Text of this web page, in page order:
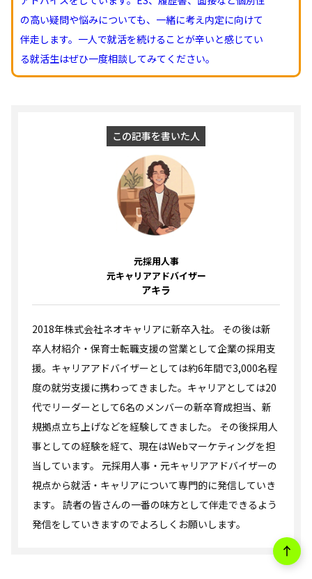
の高い疑問や悩みについても、一緒に考え内定に向けて
伴走します。一人で就活を続けることが辛いと感じてい
る就活生はぜひ一度相談してみてください。
この記事を書いた人
元採用人事
元キャリアアドバイザー
アキラ
2018年株式会社ネオキャリアに新卒入社。 その後は新
卒人材紹介・保育士転職支援の営業として企業の採用支
援。キャリアアドバイザーとしては約6年間で3,000名程
度の就労支援に携わってきました。キャリアとしては20
代でリーダーとして6名のメンバーの新卒育成担当、新
規拠点立ち上げなどを経験してきました。 その後採用人
事としての経験を経て、現在はWebマーケティングを担
当しています。 元採用人事・元キャリアアドバイザーの
視点から就活・キャリアについて専門的に発信していき
ます。 読者の皆さんの一番の味方として伴走できるよう
発信をしていきますのでよろしくお願いします。